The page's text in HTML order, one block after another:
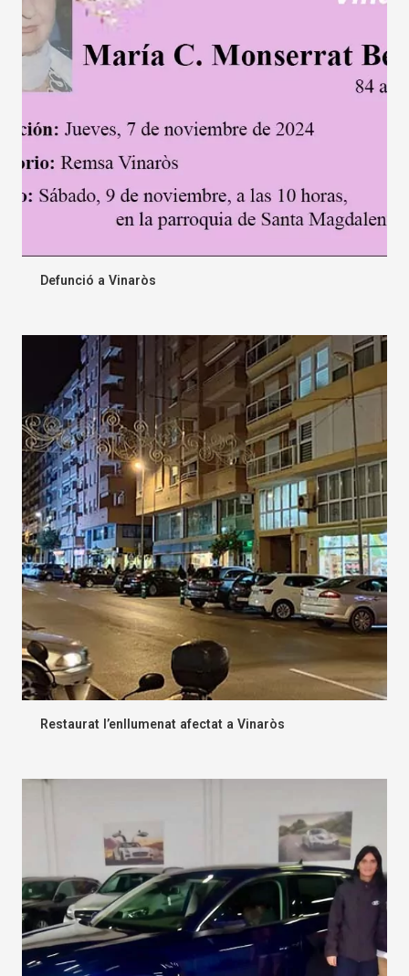
Defunció a Vinaròs
Restaurat l’enllumenat afectat a Vinaròs